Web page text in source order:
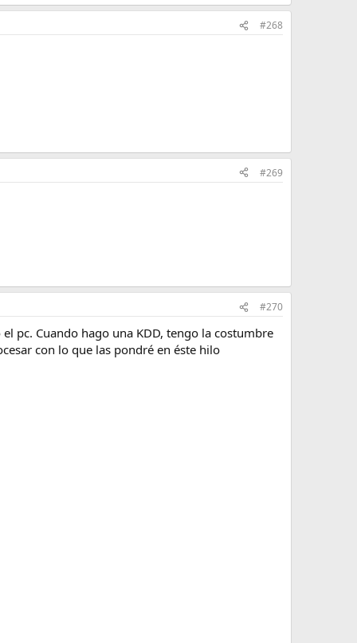
#268
#269
#270
pc. Cuando hago una KDD, tengo la costumbre
con lo que las pondré en éste hilo